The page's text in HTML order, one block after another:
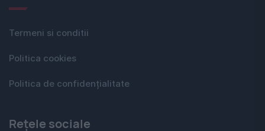
Termeni si conditii
Politica cookies
Politica de confidențialitate
Rețele sociale